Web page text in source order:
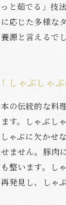
と茹でる」技
応じた多様な
源と言えるで
しゃぶしゃ
の伝統的な料
す。しゃぶし
ゃぶに欠かせ
ません。豚肉
整います。し
発見し、しゃ